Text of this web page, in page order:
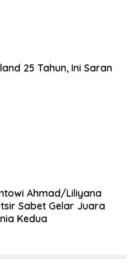
25 Tahun, Ini Saran
Ahmad/Liliyana
Sabet Gelar Juara
Kedua